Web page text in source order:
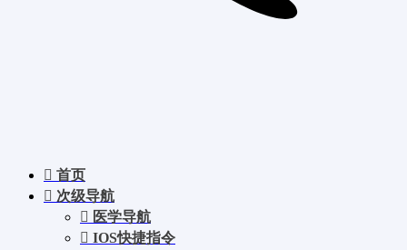
首页
次级导航
医学导航
IOS快捷指令